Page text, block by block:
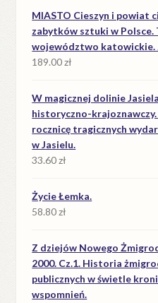
MIASTO Cieszyn i powiat
zabytków sztuki w Polsce.
województwo katowickie.
189.00zł
W magicznej dolinie
historyczno-krajoznawczy.
rocznicę tragicznych
w Jasielu.
33.60zł
Życie Łemka.
58.80zł
Z dziejów Nowego
2000. Cz.1. Historia
publicznych w świetle
wspomnień.